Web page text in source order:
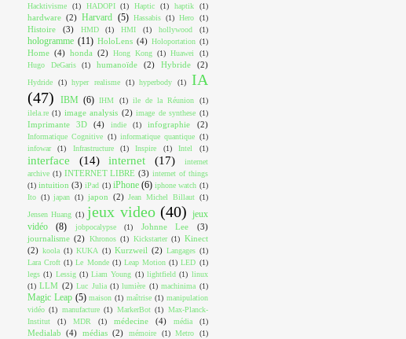
Hacktivisme (1) HADOPI (1) Haptic (1) haptik (1)
hardware (2) Harvard (5) Hassabis (1) Hero (1)
Histoire (3) HMD (1) HMI (1) hollywood (1)
hologramme (11) HoloLens (4) Holoportation (1)
Home (4) honda (2) Hong Kong (1) Huawei
(1)
Hugo DeGaris
(1) humanoïde (2) Hybride (2)
Hydride (1) hyper realisme (1) hyperbody (1)
IA
(47)
IBM (6) IHM (1) ile de la Réunion
(1)
ilela.re (1) image analysis (2) image de synthese (1)
Imprimante 3D (4) indie (1) infographie (2)
Informatique Cognitive (1) informatique quantique (1)
infowar
(1) Infrastructure (1) Inspire (1) Intel (1)
interface (14) internet (17)
internet
archive (1) INTERNET LIBRE (3) internet of things
(1) intuition (3) iPad (1) iPhone (6) iphone watch (1)
Ito (1) japan (1) japon (2) Jean Michel Billaut (1)
Jensen Huang (1) jeux video (40) jeux
vidéo
(8) jobpocalypse (1) Johnne Lee
(3)
journalisme (2) Khronos (1) Kickstarter (1) Kinect
(2) koola (1) KUKA (1) Kurzweil (2) Langages (1)
Lara Croft (1) Le Monde (1) Leap Motion (1) LED (1)
legs (1) Lessig (1) Liam Young (1) lightfield (1) linux
(1) LLM (2) Luc Julia (1) lumière (1) machinima (1)
Magic Leap (5) maison (1) maîtrise (1) manipulation
vidéo (1) manufacture (1) MarkerBot (1) Max-Planck-
Institut
(1) MDR (1) médecine (4) média (1)
Medialab (4) médias (2) mémoire (1) Metro
(1)